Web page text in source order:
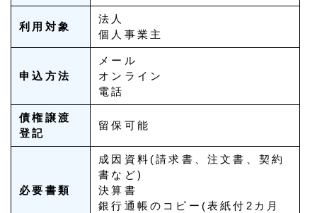
利用対象
法人
個人事業主
申込方法
メール
オンライン
電話
債権譲渡
登記
留保可能
必要書類
成因資料(請求書、注文書、契約
書など)
決算書
銀行通帳のコピー(表紙付2カ月